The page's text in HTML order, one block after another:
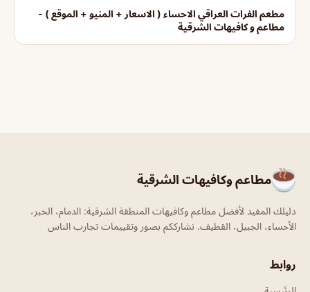
مطعم الفرات العراقي الاحساء ( الاسعار + المنيو + الموقع ) -
مطاعم و كافيهات الشرقية
مطاعم وكافيهات الشرقية
دليلك المفيد لأفضل مطاعم وكافيهات المنطقة الشرقية: الدمام، الخبر،
الأحساء، الجبيل، القطيف. نشارككم بصور وتقييمات تجارب الناس
روابط